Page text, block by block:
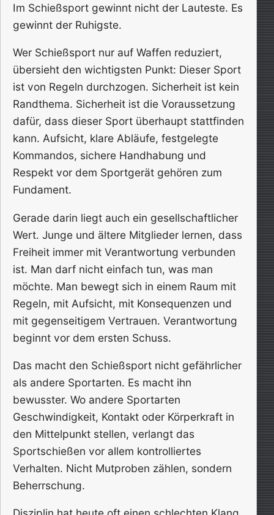
Im Schießsport gewinnt nicht der Lauteste. Es
gewinnt der Ruhigste.
Wer Schießsport nur auf Waffen reduziert,
übersieht den wichtigsten Punkt: Dieser Sport
ist von Regeln durchzogen. Sicherheit ist kein
Randthema. Sicherheit ist die Voraussetzung
dafür, dass dieser Sport überhaupt stattfinden
kann. Aufsicht, klare Abläufe, festgelegte
Kommandos, sichere Handhabung und
Respekt vor dem Sportgerät gehören zum
Fundament.
Gerade darin liegt auch ein gesellschaftlicher
Wert. Junge und ältere Mitglieder lernen, dass
Freiheit immer mit Verantwortung verbunden
ist. Man darf nicht einfach tun, was man
möchte. Man bewegt sich in einem Raum mit
Regeln, mit Aufsicht, mit Konsequenzen und
mit gegenseitigem Vertrauen. Verantwortung
beginnt vor dem ersten Schuss.
Das macht den Schießsport nicht gefährlicher
als andere Sportarten. Es macht ihn
bewusster. Wo andere Sportarten
Geschwindigkeit, Kontakt oder Körperkraft in
den Mittelpunkt stellen, verlangt das
Sportschießen vor allem kontrolliertes
Verhalten. Nicht Mutproben zählen, sondern
Beherrschung.